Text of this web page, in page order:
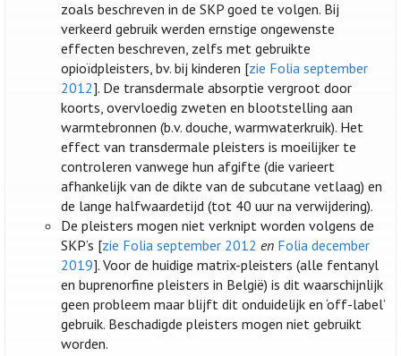
zoals beschreven in de SKP goed te volgen. Bij
verkeerd gebruik werden ernstige ongewenste
effecten beschreven, zelfs met gebruikte
opioïdpleisters, bv. bij kinderen [zie Folia september
2012]. De transdermale absorptie vergroot door
koorts, overvloedig zweten en blootstelling aan
warmtebronnen (b.v. douche, warmwaterkruik). Het
effect van transdermale pleisters is moeilijker te
controleren vanwege hun afgifte (die varieert
afhankelijk van de dikte van de subcutane vetlaag) en
de lange halfwaardetijd (tot 40 uur na verwijdering).
De pleisters mogen niet verknipt worden volgens de
SKP’s [zie Folia september 2012 en Folia december
2019]. Voor de huidige matrix-pleisters (alle fentanyl
en buprenorfine pleisters in België) is dit waarschijnlijk
geen probleem maar blijft dit onduidelijk en ‘off-label’
gebruik. Beschadigde pleisters mogen niet gebruikt
worden.